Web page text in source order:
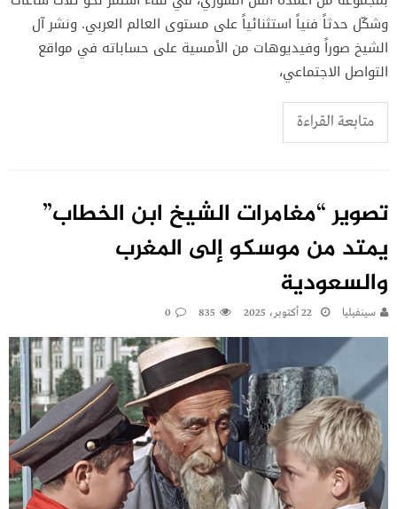
وشكّل حدثاً فنياً استثنائياً على مستوى العالم العربي. ونشر آل
الشيخ صوراً وفيديوهات من الأمسية على حساباته في مواقع
التواصل الاجتماعي،
متابعة القراءة
تصوير “مغامرات الشيخ ابن الخطاب”
يمتد من موسكو إلى المغرب
والسعودية
سينفيليا 22 أكتوبر، 2025 835
0